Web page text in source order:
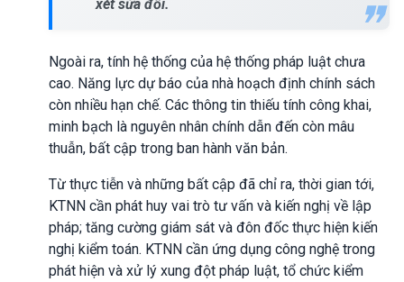
xét sửa đổi.
Ngoài ra, tính hệ thống của hệ thống pháp luật chưa
cao. Năng lực dự báo của nhà hoạch định chính sách
còn nhiều hạn chế. Các thông tin thiếu tính công khai,
minh bạch là nguyên nhân chính dẫn đến còn mâu
thuẫn, bất cập trong ban hành văn bản.
Từ thực tiễn và những bất cập đã chỉ ra, thời gian tới,
KTNN cần phát huy vai trò tư vấn và kiến nghị về lập
pháp; tăng cường giám sát và đôn đốc thực hiện kiến
nghị kiểm toán. KTNN cần ứng dụng công nghệ trong
phát hiện và xử lý xung đột pháp luật, tổ chức kiểm